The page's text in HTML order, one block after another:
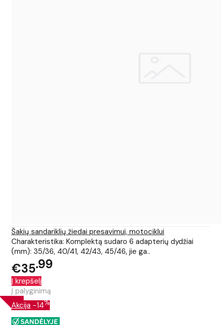
Šakių sandariklių žiedai presavimui, motociklui
Charakteristika: Komplektą sudaro 6 adapterių dydžiai
(mm): 35/36, 40/41, 42/43, 45/46, jie ga..
€3599
Į krepšelį
Į palyginimą
Akcija -14%